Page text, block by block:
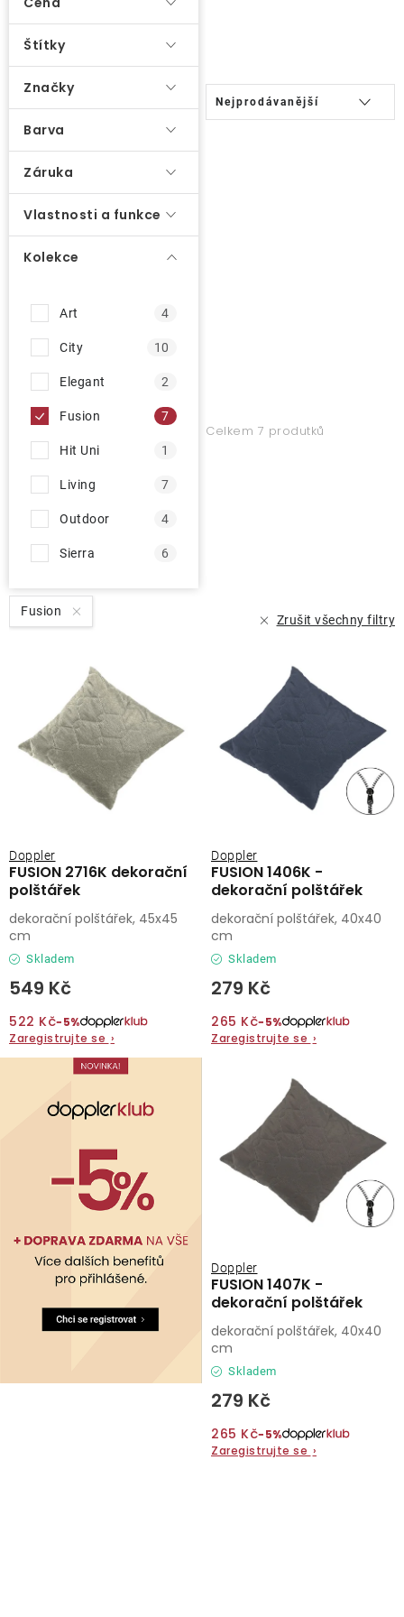
Lehátka
Gastro produkty
Klub výhod
Naše katalogy
Kontakty
Štítky
Značky
Barva
Záruka
Vlastnosti a funkce
Kolekce
Art 4
City 10
Elegant 2
Fusion 7
Hit Uni 1
Living 7
Outdoor 4
Sierra 6
i
s
r
d
t
Celkem 7 produtků
Ř
a
ů
Nejprodávanější
Fusion
Zrušit všechny filtry
FUSION 2716K dekorační
polštářek
Doppler
Skladem
549 Kč
522 Kč−5%
Zaregistrujte se ›
dekorační polštářek, 45x45
cm
FUSION 1406K -
dekorační polštářek
Doppler
Skladem
279 Kč
265 Kč−5%
Zaregistrujte se ›
dekorační polštářek, 40x40
cm
FUSION 1407K -
dekorační polštářek
Doppler
Skladem
279 Kč
265 Kč−5%
Zaregistrujte se ›
dekorační polštářek, 40x40
cm